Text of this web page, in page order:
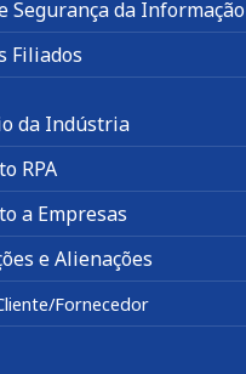
Segurança da Informação
Filiados
da Indústria
RPA
a Empresas
e Alienações
Fornecedor